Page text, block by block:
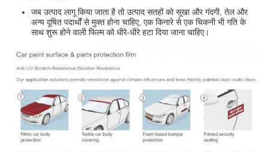
जब उत्पाद लागू किया जाता है तो उत्पाद सतहों को सूखा और गंदगी, तेल और
अन्य दूषित पदार्थों से मुक्त होना चाहिए, एक किनारे से एक चिकनी भी गति के
साथ शुरू होने वाली फिल्म को धीरे-धीरे हटा दिया जाना चाहिए।